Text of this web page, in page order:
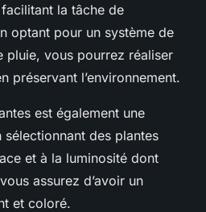
la tâche de
optant pour un système de
pluie, vous pourrez réaliser
préservant l’environnement.
est également une
des plantes
et à la luminosité dont
assurez d’avoir un
et coloré.